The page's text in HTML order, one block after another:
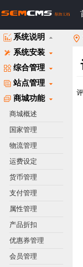
系统说明
系统安装
综合管理
站点管理
商城功能
商城概述
国家管理
物流管理
运费设定
货币管理
支付管理
属性管理
产品折扣
优惠券管理
会员管理
51La